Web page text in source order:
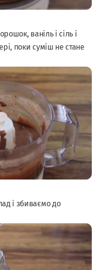
ваніль і сіль і
поки суміш не стане
і збиваємо до